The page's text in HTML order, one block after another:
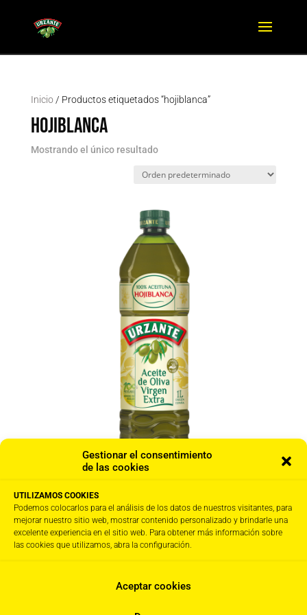
Gestionar el consentimiento
de las cookies
UTILIZAMOS COOKIES
Podemos colocarlos para el análisis de los datos de nuestros visitantes, para
mejorar nuestro sitio web, mostrar contenido personalizado y brindarle una
excelente experiencia en el sitio web. Para obtener más información sobre
las cookies que utilizamos, abra la configuración.
Aceptar cookies
Inicio/ Productos etiquetados “hojiblanca”
hojiblanca
Mostrando el único resultado
AOVE 100% Hojiblanca · 15 x 1L
110,00€ IVA Incl.